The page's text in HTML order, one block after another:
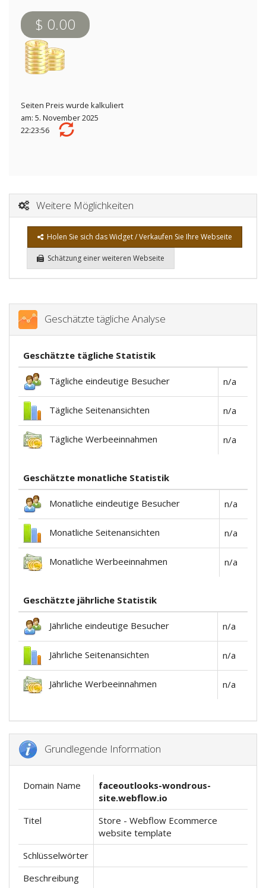
$ 0.00
Seiten Preis wurde kalkuliert
am: 5. November 2025
22:23:56
Weitere Möglichkeiten
Holen Sie sich das Widget / Verkaufen Sie Ihre Webseite
Schätzung einer weiteren Webseite
Geschätzte tägliche Analyse
Geschätzte tägliche Statistik
Tägliche eindeutige Besucher n/a
Tägliche Seitenansichten n/a
Tägliche Werbeeinnahmen n/a
Geschätzte monatliche Statistik
Monatliche eindeutige Besucher n/a
Monatliche Seitenansichten n/a
Monatliche Werbeeinnahmen n/a
Geschätzte jährliche Statistik
Jährliche eindeutige Besucher n/a
Jährliche Seitenansichten n/a
Jährliche Werbeeinnahmen n/a
Grundlegende Information
Domain Name
faceoutlooks-wondrous-
site.webflow.io
Titel
Store - Webflow Ecommerce
website template
Schlüsselwörter
Beschreibung